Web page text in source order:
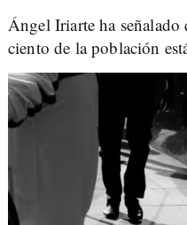
Ángel Iriarte ha señalado
ciento de la población